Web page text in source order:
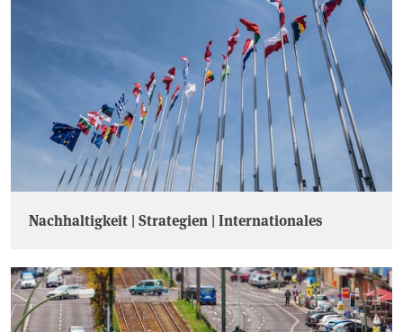
Nachhaltigkeit | Strategien | Internationales